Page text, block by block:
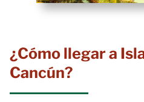
¿Cómo llegar a
Cancún?